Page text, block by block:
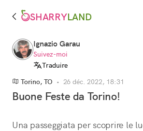
SHARRYLAND
Ignazio Garau
Suivez-moi
Traduire
Torino, TO • 26 déc. 2022, 18:31
Buone Feste da Torino!
Una passeggiata per scoprire le